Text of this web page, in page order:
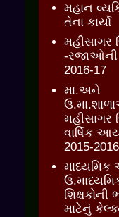
મહાન
તેના કાર્યો
મહીસાગર
-રજાઓની
2016-17
મા.અને
મહીસાગર
વાર્ષિક
2015-2016
માધ્યમિક
શિક્ષકોની
માટેનું